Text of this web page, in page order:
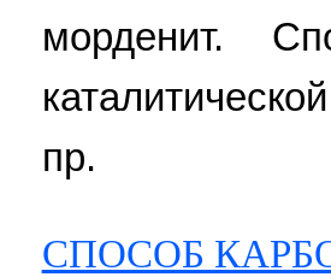
морденит.
пр.
СПОСОБ